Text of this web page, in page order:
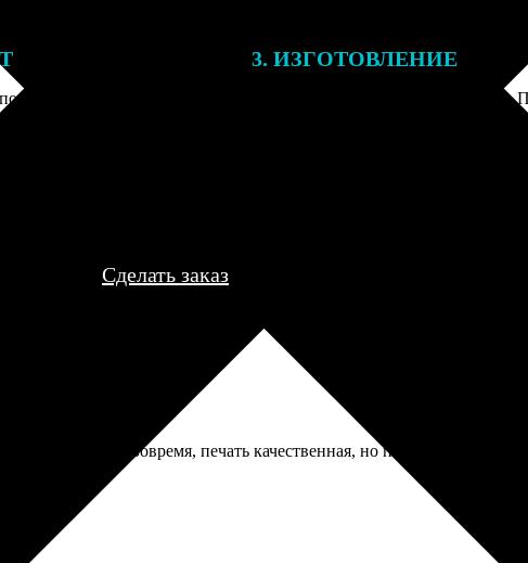
заказа к печати
могут связаться с Вами
телефону или email для
деталей.
3. ИЗГОТОВЛЕНИЕ
Оплатите заказ банковской картой.
оплаты получите подтверждение на
описанием заказа. Когда отправим
Сделать заказ
году. Пришел вовремя, печать качественная, но петелька для